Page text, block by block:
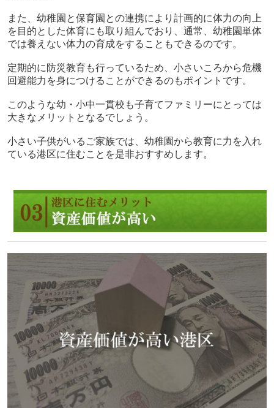
また、幼稚園と保育園との連携により計画的に体力の向上
を目的とした体育にも取り組んでおり、通常、幼稚園単体
では養えない体力の育成をすることもできるのです。
定期的に防災教育も行っているため、小さいころから危機
回避能力を身につけることができるのもポイントです。
このような幼・小中一貫校も子育てファミリーにとっては
大きなメリットとなるでしょう。
小さい子供がいるご家族では、幼稚園から教育に力を入れ
ている港区に住むことを是非おすすめします。